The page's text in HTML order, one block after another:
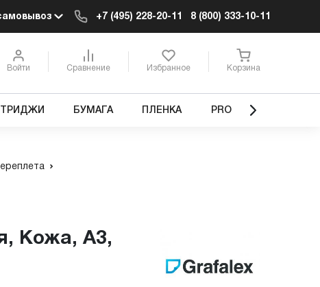
+7 (495) 228-20-11 8 (800) 333-10-11
Войти Сравнение Избранное Корзина
БУМАГА ПЛЕНКА PRO